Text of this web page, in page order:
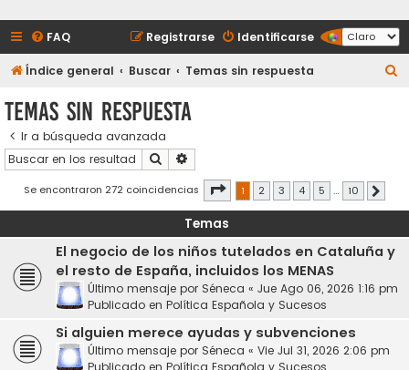
FAQ Identificarse
Registrarse
Índice general Buscar Temas sin respuesta
Temas sin respuesta
Ir a búsqueda avanzada
Buscar
Se encontraron 272 coincidencias Página de 10
1 2 3 4 5 … 10
Temas
El negocio de los niños tutelados en Cataluña y
el resto de España, incluidos los MENAS
Último mensaje por Séneca « Jue Ago 06, 2026 1:16 pm
Publicado en Política Española y Sucesos
Si alguien merece ayudas y subvenciones
Último mensaje por Séneca « Vie Jul 31, 2026 2:06 pm